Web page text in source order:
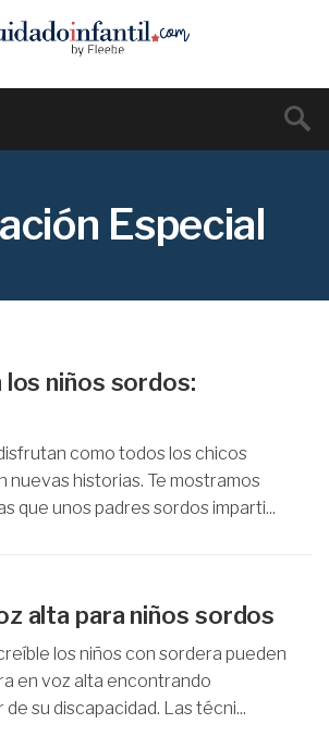
Especial
los niños sordos:
como todos los chicos
nuevas historias. Te mostramos
que unos padres sordos imparti...
alta para niños sordos
los niños con sordera pueden
en voz alta encontrando
su discapacidad. Las técni...